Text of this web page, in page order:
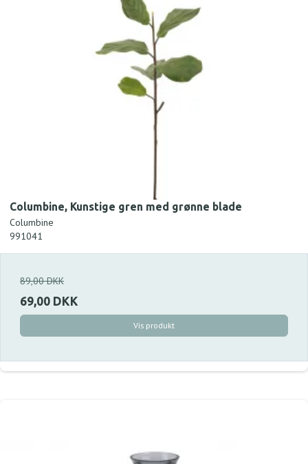
Columbine, Kunstige gren med grønne blade
Columbine
991041
89,00 DKK
69,00 DKK
Vis produkt